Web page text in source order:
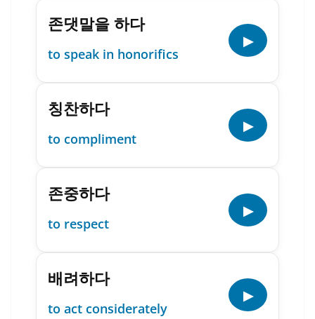
존댓말을 하다
to speak in honorifics
▶
칭찬하다
to compliment
▶
존중하다
to respect
▶
배려하다
to act considerately
▶